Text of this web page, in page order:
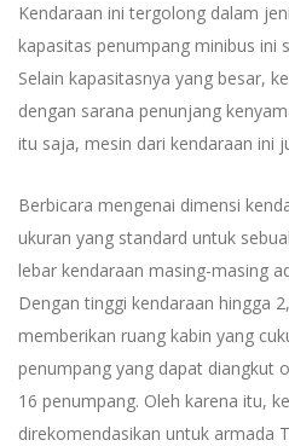
Kendaraan ini tergolong dalam
kapasitas penumpang minibus ini
Selain kapasitasnya yang besar,
dengan sarana penunjang
itu saja, mesin dari kendaraan ini
Berbicara mengenai dimensi
ukuran yang standard untuk
lebar kendaraan masing-masing
Dengan tinggi kendaraan hingga
memberikan ruang kabin yang
penumpang yang dapat diangkut
16 penumpang. Oleh karena itu,
direkomendasikan untuk armada